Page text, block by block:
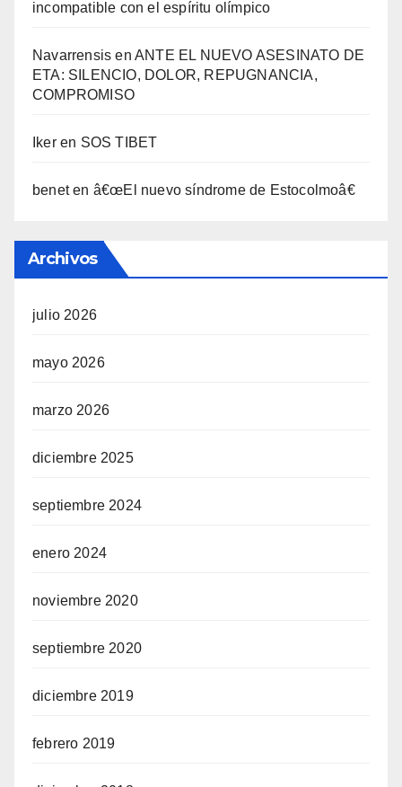
incompatible con el espí­ritu olí­mpico
Navarrensis enANTE EL NUEVO ASESINATO DE
ETA: SILENCIO, DOLOR, REPUGNANCIA,
COMPROMISO
Ikeren SOS TIBET
beneten â€œEl nuevo sí­ndrome de Estocolmoâ€
Archivos
julio 2026
mayo 2026
marzo 2026
diciembre 2025
septiembre 2024
enero 2024
noviembre 2020
septiembre 2020
diciembre 2019
febrero 2019